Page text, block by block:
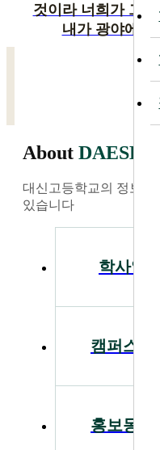
것이라 너희가 그것
내가 광야에 길
About DAESHIN
대신고등학교의 정보와
있습니다
학사일정
캠퍼스투
홍보동영